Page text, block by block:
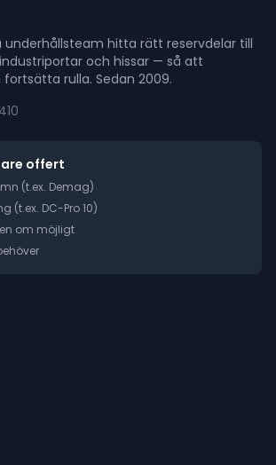
underhållsteam hitta rätt reservdelar till
och hissar — så att
rulla. Sedan 2009.
offert
(t.ex. Demag)
(t.ex. DC-Pro 10)
om möjligt